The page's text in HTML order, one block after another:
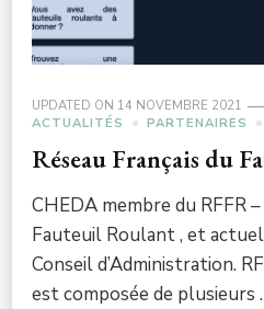
UPDATED ON 14 NOVEMBRE 2021
ACTUALITÉS
PARTENAIRES
Réseau Français du
CHEDA membre du RFFR
Fauteuil Roulant , et
Conseil d’Administration.
est composée de plusieurs